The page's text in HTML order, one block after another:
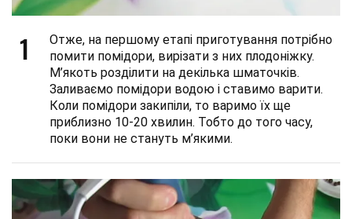
1
Отже, на першому етапі приготування потрібно
помити помідори, вирізати з них плодоніжку.
М’якоть розділити на декілька шматочків.
Заливаємо помідори водою і ставимо варити.
Коли помідори закипіли, то варимо їх ще
приблизно 10-20 хвилин. Тобто до того часу,
поки вони не стануть м’якими.